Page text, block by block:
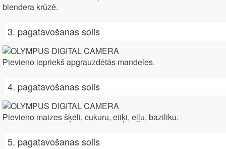
blendera krūzē.
3. pagatavošanas solis
Pievieno iepriekš apgrauzdētās mandeles.
4. pagatavošanas solis
Pievieno maizes šķēli, cukuru, etiķi, eļļu, baziliku.
5. pagatavošanas solis